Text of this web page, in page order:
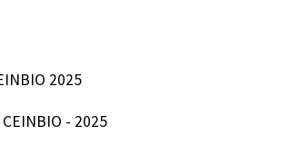
2025
- 2025